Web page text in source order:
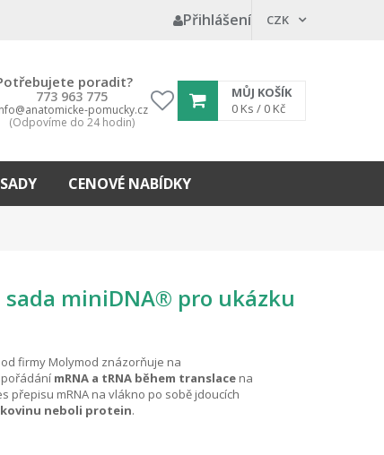
Přihlášení CZK
poradit?
773 963 775
pomucky.cz
(Odpovíme do 24 hodin)
My
wishlist
MŮJ KOŠÍK
0 Ks / 0 Kč
CENOVÉ NABÍDKY
sada miniDNA® pro ukázku
firmy Molymod znázorňuje na
mRNA a tRNA během translace na
přepisu mRNA na vlákno po sobě jdoucích
neboli protein.